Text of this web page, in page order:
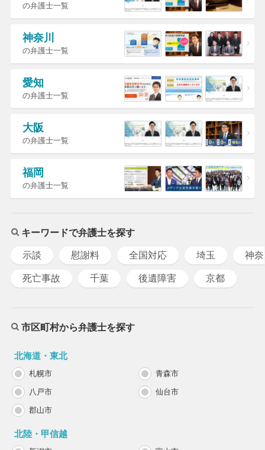
の弁護士一覧
神奈川
の弁護士一覧
愛知
の弁護士一覧
大阪
の弁護士一覧
福岡
の弁護士一覧
キーワードで弁護士を探す
示談 慰謝料 全国対応 埼玉 神
死亡事故 千葉 後遺障害 京都
市区町村から弁護士を探す
北海道・東北
札幌市 青森市
八戸市 仙台市
郡山市
北陸・甲信越